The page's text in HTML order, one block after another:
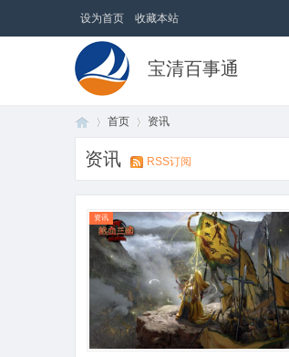
设为首页 收藏本站
宝清百事通
首页 资讯
资讯 RSS订阅
资讯